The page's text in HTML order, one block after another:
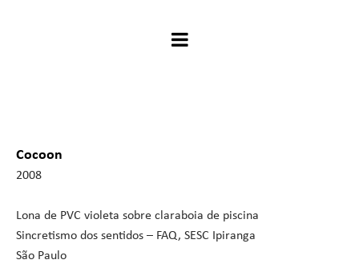
Cocoon
2008
Lona de PVC violeta sobre claraboia de piscina
Sincretismo dos sentidos – FAQ, SESC Ipiranga
São Paulo